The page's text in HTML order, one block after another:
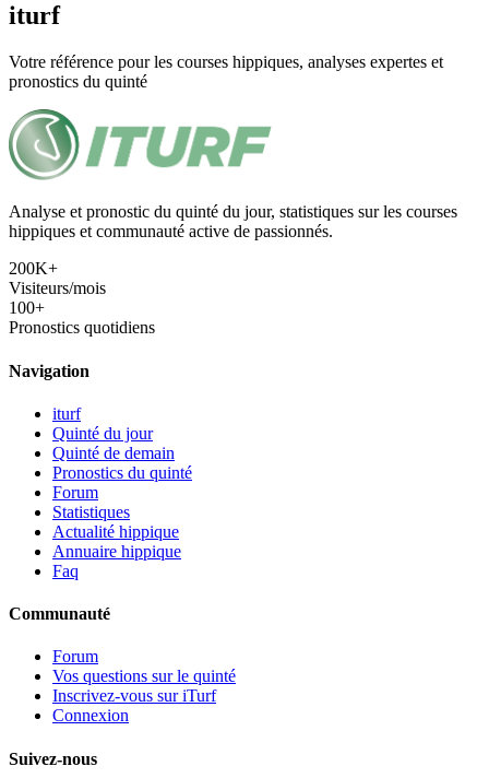
iturf
Votre référence pour les courses hippiques, analyses expertes et
pronostics du quinté
Analyse et pronostic du quinté du jour, statistiques sur les courses
hippiques et communauté active de passionnés.
200K+
Visiteurs/mois
100+
Pronostics quotidiens
Navigation
iturf
Quinté du jour
Quinté de demain
Pronostics du quinté
Forum
Statistiques
Actualité hippique
Annuaire hippique
Faq
Communauté
Forum
Vos questions sur le quinté
Inscrivez-vous sur iTurf
Connexion
Suivez-nous